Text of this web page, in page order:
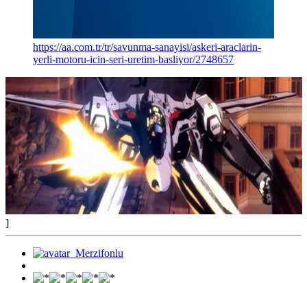
https://aa.com.tr/tr/savunma-sanayisi/askeri-araclarin-
yerli-motoru-icin-seri-uretim-basliyor/2748657
]